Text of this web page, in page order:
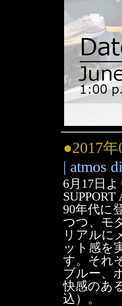
●2017年
| atmos
6月17日よ
SUPPORT
90年代に
つつ、モ
リアルに
ット感を
す。それ
ブルー、
快感のあ
込）。